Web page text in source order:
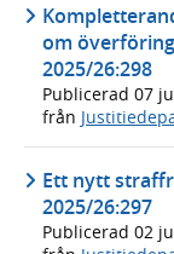
om
2025/26:298
Publicerad 07
från
Ett nytt
2025/26:297
Publicerad 02